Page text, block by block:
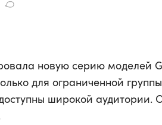
новую серию моделей
для ограниченной
широкой аудитории.